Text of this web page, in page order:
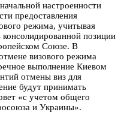
настроенности
предоставления
режима, учитывая
позиции
Союзе. В
визового режима
выполнение Киевом
отмены виз для
будут принимать
«с учетом общего
и Украины».